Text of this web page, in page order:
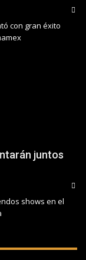
con gran éxito
juntos
shows en el